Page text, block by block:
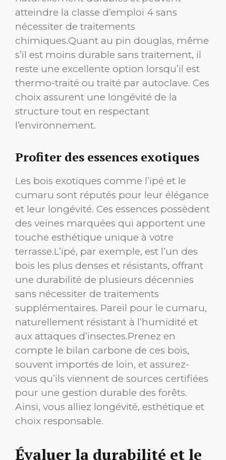
atteindre la classe d’emploi 4 sans
nécessiter de traitements
chimiques.Quant au pin douglas, même
s’il est moins durable sans traitement, il
reste une excellente option lorsqu’il est
thermo-traité ou traité par autoclave. Ces
choix assurent une longévité de la
structure tout en respectant
l’environnement.
Profiter des essences exotiques
Les bois exotiques comme l’ipé et le
cumaru sont réputés pour leur élégance
et leur longévité. Ces essences possèdent
des veines marquées qui apportent une
touche esthétique unique à votre
terrasse.L’ipé, par exemple, est l’un des
bois les plus denses et résistants, offrant
une durabilité de plusieurs décennies
sans nécessiter de traitements
supplémentaires. Pareil pour le cumaru,
naturellement résistant à l’humidité et
aux attaques d’insectes.Prenez en
compte le bilan carbone de ces bois,
souvent importés de loin, et assurez-
vous qu’ils viennent de sources certifiées
pour une gestion durable des forêts.
Ainsi, vous alliez longévité, esthétique et
choix responsable.
Évaluer la durabilité et le